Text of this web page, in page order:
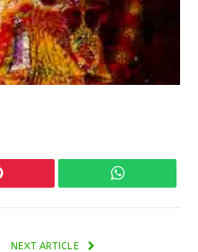
Pinterest WhatsApp
NEXT ARTICLE